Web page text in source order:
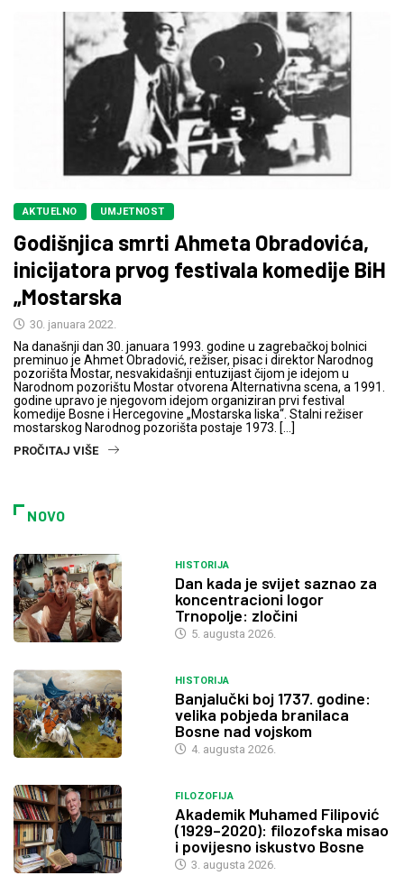
AKTUELNO UMJETNOST
Godišnjica smrti Ahmeta Obradovića,
inicijatora prvog festivala komedije BiH
„Mostarska
30. januara 2022.
Na današnji dan 30. januara 1993. godine u zagrebačkoj bolnici
preminuo je Ahmet Obradović, režiser, pisac i direktor Narodnog
pozorišta Mostar, nesvakidašnji entuzijast čijom je idejom u
Narodnom pozorištu Mostar otvorena Alternativna scena, a 1991.
godine upravo je njegovom idejom organiziran prvi festival
komedije Bosne i Hercegovine „Mostarska liska“. Stalni režiser
mostarskog Narodnog pozorišta postaje 1973. […]
PROČITAJ VIŠE
NOVO
HISTORIJA
Dan kada je svijet saznao za
koncentracioni logor
Trnopolje: zločini
5. augusta 2026.
HISTORIJA
Banjalučki boj 1737. godine:
velika pobjeda branilaca
Bosne nad vojskom
4. augusta 2026.
FILOZOFIJA
Akademik Muhamed Filipović
(1929–2020): filozofska misao
i povijesno iskustvo Bosne
3. augusta 2026.